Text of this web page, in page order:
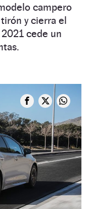
campero
y cierra el
cede un